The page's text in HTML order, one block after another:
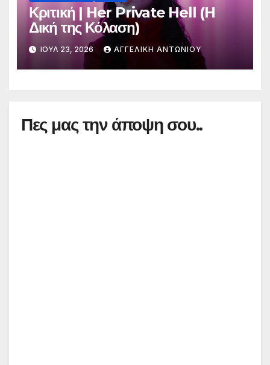
Κριτική | Her Private Hell (H
Δική της Κόλαση)
ΙΟΎΛ 23, 2026 ΑΓΓΕΛΙΚΉ ΑΝΤΩΝΊΟΥ
Πες μας την άποψη σου..